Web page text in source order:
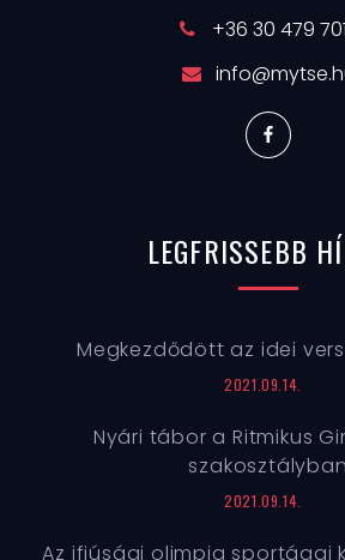
+36 30 479
LEGFRISSEBB
Megkezdődött az idei
2021.09.14.
Nyári tábor a Ritmikus
szakosztályban
2021.09.14.
Az ifjúsági olimpia sportágai